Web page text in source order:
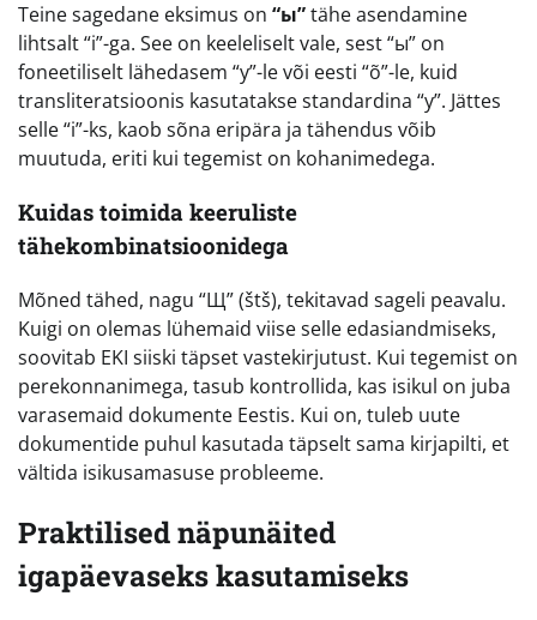
Teine sagedane eksimus on “ы”tähe asendamine
lihtsalt “i”-ga. See on keeleliselt vale, sest “ы” on
foneetiliselt lähedasem “y”-le või eesti “õ”-le, kuid
transliteratsioonis kasutatakse standardina “y”. Jättes
selle “i”-ks, kaob sõna eripära ja tähendus võib
muutuda, eriti kui tegemist on kohanimedega.
Kuidas toimida keeruliste
tähekombinatsioonidega
Mõned tähed, nagu “Щ” (štš), tekitavad sageli peavalu.
Kuigi on olemas lühemaid viise selle edasiandmiseks,
soovitab EKI siiski täpset vastekirjutust. Kui tegemist on
perekonnanimega, tasub kontrollida, kas isikul on juba
varasemaid dokumente Eestis. Kui on, tuleb uute
dokumentide puhul kasutada täpselt sama kirjapilti, et
vältida isikusamasuse probleeme.
Praktilised näpunäited
igapäevaseks kasutamiseks